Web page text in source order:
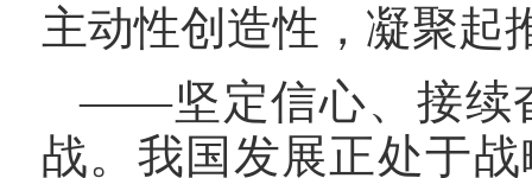
主动性创造性，凝聚起
——坚定信心、接续
战。我国发展正处于